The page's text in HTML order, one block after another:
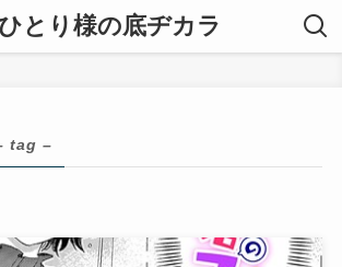
とり様の底ヂカラ
tag –